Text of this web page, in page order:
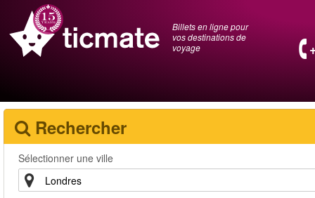
Billets en ligne pour
vos destinations de
voyage
Rechercher
Sélectionner une ville